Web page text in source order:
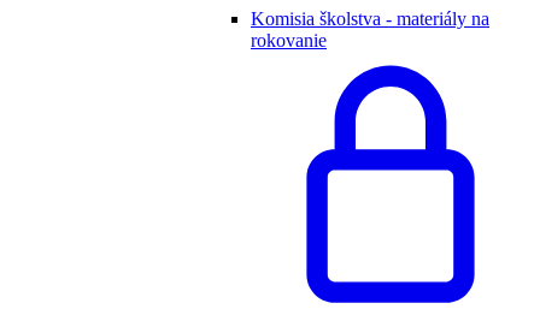
Komisia školstva - materiály na
rokovanie